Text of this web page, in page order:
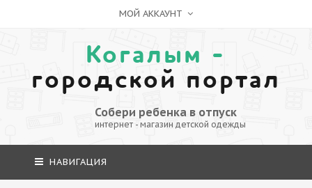
МОЙ АККАУНТ
Когалым -
городской портал
Собери ребенка в отпуск
интернет - магазин детской одежды
НАВИГАЦИЯ